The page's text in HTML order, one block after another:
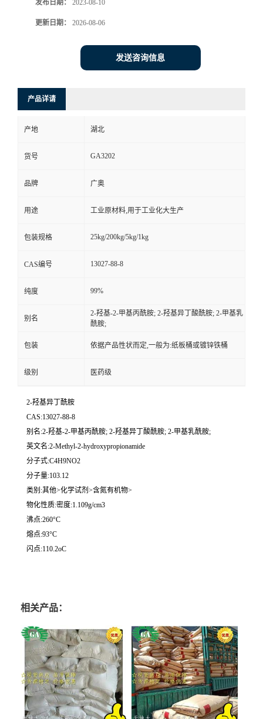
发布日期： 2023-08-10
更新日期： 2026-08-06
发送咨询信息
产品详请
产地 湖北
货号 GA3202
品牌 广奥
用途 工业原材料,用于工业化大生产
包装规格 25kg/200kg/5kg/1kg
CAS编号 13027-88-8
纯度 99%
别名
2-羟基-2-甲基丙酰胺; 2-羟基异丁酸酰胺; 2-甲基乳
酰胺;
包装 依据产品性状而定,一般为:纸板桶或镀锌铁桶
级别 医药级
2-羟基异丁酰胺
CAS:13027-88-8
别名:2-羟基-2-甲基丙酰胺; 2-羟基异丁酸酰胺; 2-甲基乳酰胺;
英文名:2-Methyl-2-hydroxypropionamide
分子式:C4H9NO2
分子量:103.12
类别:其他>化学试剂>含氮有机物>
物化性质:密度:1.109g/cm3
沸点:260°C
熔点:93°C
闪点:110.2oC
相关产品：